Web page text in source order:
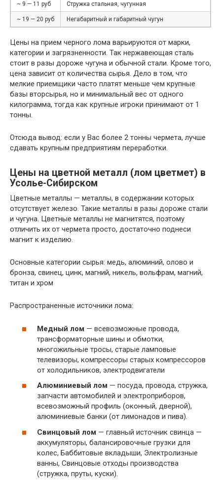
~ 9 — 11 руб Стружка стальная, чугунная
~ 19 — 20 руб Негабаритный и габаритный чугун
Цены на прием черного лома варьируются от марки,
категории и загрязненности. Так нержавеющая сталь
стоит в разы дороже чугуна и обычной стали. Кроме того,
цена зависит от количества сырья. Дело в том, что
мелкие приемщики часто платят меньше чем крупные
базы вторсырья, но и минимальный вес от одного
килограмма, тогда как крупные игроки принимают от 1
тонны.
Отсюда вывод: если у Вас более 2 тонны чермета, лучше
сдавать крупным предприятиям переработки.
Цены на цветной металл (лом цветмет) в
Усолье-Сибирском
Цветные металлы — металлы, в содержании которых
отсутствует железо. Такие металлы в разы дороже стали
и чугуна. Цветные металлы не магнитятся, поэтому
отличить их от чермета просто, достаточно поднеси
магнит к изделию.
Основные категории сырья: медь, алюминий, олово и
бронза, свинец, цинк, магний, никель, вольфрам, магний,
титан и хром
Распространенные источники лома:
Медный лом — всевозможные провода,
трансформаторные шины и обмотки,
многожильные тросы, старые ламповые
телевизоры, компрессоры старых компрессоров
от холодильников, электродвигатели
Алюминиевый лом — посуда, провода, стружка,
запчасти автомобилей и электроприборов,
всевозможный профиль (оконный, дверной),
алюминиевые банки (от лимонадов и пива).
Свинцовый лом — главный источник свинца —
аккумуляторы, балансировочные грузки для
колес, Баббитовые вкладыши, Электролизные
ванны, Свинцовые отходы производства
(стружка, пруты, куски).